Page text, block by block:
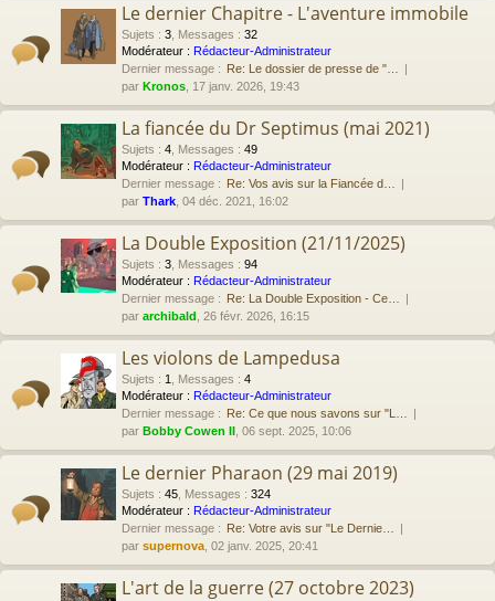
Le dernier Chapitre - L'aventure immobile
Sujets : 3 Messages : 32
Modérateur : Rédacteur-Administrateur
Dernier message : Re: Le dossier de presse de "…
par Kronos , 17 janv. 2026, 19:43
La fiancée du Dr Septimus (mai 2021)
Sujets : 4 Messages : 49
Modérateur : Rédacteur-Administrateur
Dernier message : Re: Vos avis sur la Fiancée d…
par Thark , 04 déc. 2021, 16:02
La Double Exposition (21/11/2025)
Sujets : 3 Messages : 94
Modérateur : Rédacteur-Administrateur
Dernier message : Re: La Double Exposition - Ce…
par archibald , 26 févr. 2026, 16:15
Les violons de Lampedusa
Sujets : 1 Messages : 4
Modérateur : Rédacteur-Administrateur
Dernier message : Re: Ce que nous savons sur "L…
par Bobby Cowen II , 06 sept. 2025, 10:06
Le dernier Pharaon (29 mai 2019)
Sujets : 45 Messages : 324
Modérateur : Rédacteur-Administrateur
Dernier message : Re: Votre avis sur "Le Dernie…
par supernova , 02 janv. 2025, 20:41
L'art de la guerre (27 octobre 2023)